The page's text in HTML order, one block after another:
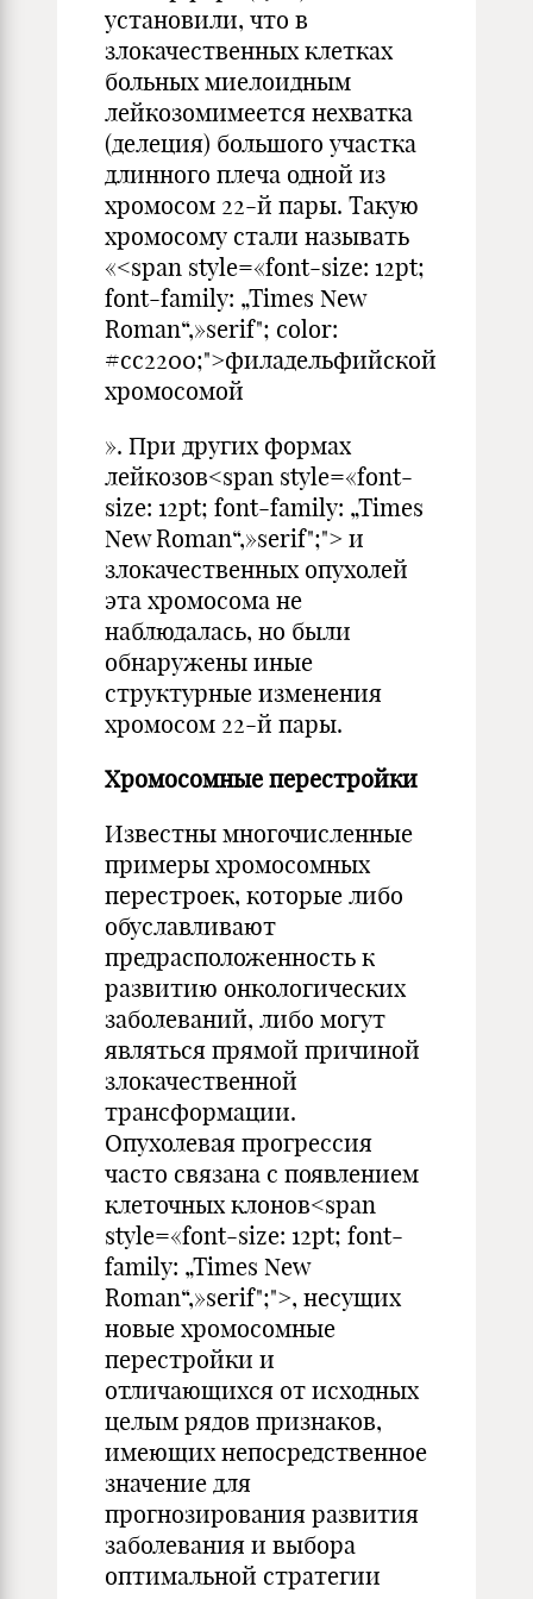
установили, что в
злокачественных клетках
больных миелоидным
лейкозомимеется нехватка
(делеция) большого участка
длинного плеча одной из
хромосом 22-й пары. Такую
хромосому стали называть
«<span style=«font-size: 12pt;
font-family: „Times New
Roman“,»serif"; color:
#cc2200;">филадельфийской
хромосомой
». При других формах
лейкозов<span style=«font-
size: 12pt; font-family: „Times
New Roman“,»serif";"> и
злокачественных опухолей
эта хромосома не
наблюдалась, но были
обнаружены иные
структурные изменения
хромосом 22-й пары.
Хромосомные перестройки
Известны многочисленные
примеры хромосомных
перестроек, которые либо
обуславливают
предрасположенность к
развитию онкологических
заболеваний, либо могут
являться прямой причиной
злокачественной
трансформации.
Опухолевая прогрессия
часто связана с появлением
клеточных клонов<span
style=«font-size: 12pt; font-
family: „Times New
Roman“,»serif";">, несущих
новые хромосомные
перестройки и
отличающихся от исходных
целым рядов признаков,
имеющих непосредственное
значение для
прогнозирования развития
заболевания и выбора
оптимальной стратегии